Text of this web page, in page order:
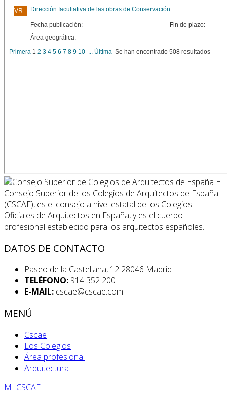
El
Consejo Superior de los Colegios de Arquitectos de España
(CSCAE), es el consejo a nivel estatal de los Colegios
Oficiales de Arquitectos en España, y es el cuerpo
profesional establecido para los arquitectos españoles.
DATOS DE CONTACTO
Paseo de la Castellana, 12 28046 Madrid
TELÉFONO: 914 352 200
E-MAIL: cscae@cscae.com
MENÚ
Cscae
Los Colegios
Área profesional
Arquitectura
MI CSCAE